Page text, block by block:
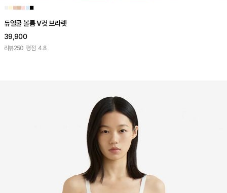
■■■■■■
듀얼쿨 볼륨 V컷 브라렛
39,900
리뷰250 평점 4.8